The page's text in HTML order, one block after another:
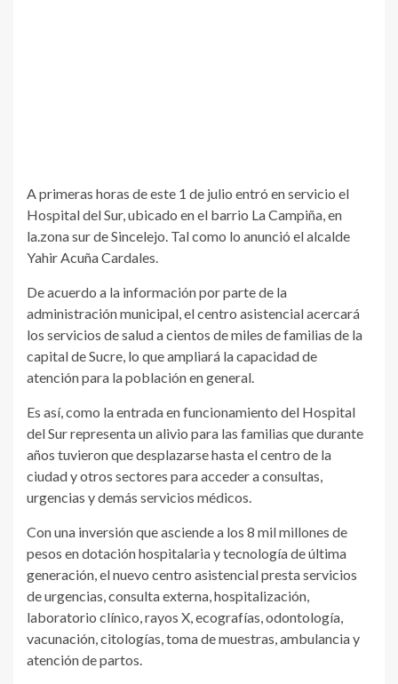
A primeras horas de este 1 de julio entró en servicio el
Hospital del Sur, ubicado en el barrio La Campiña, en
la.zona sur de Sincelejo. Tal como lo anunció el alcalde
Yahir Acuña Cardales.
De acuerdo a la información por parte de la
administración municipal, el centro asistencial acercará
los servicios de salud a cientos de miles de familias de la
capital de Sucre, lo que ampliará la capacidad de
atención para la población en general.
Es así, como la entrada en funcionamiento del Hospital
del Sur representa un alivio para las familias que durante
años tuvieron que desplazarse hasta el centro de la
ciudad y otros sectores para acceder a consultas,
urgencias y demás servicios médicos.
Con una inversión que asciende a los 8 mil millones de
pesos en dotación hospitalaria y tecnología de última
generación, el nuevo centro asistencial presta servicios
de urgencias, consulta externa, hospitalización,
laboratorio clínico, rayos X, ecografías, odontología,
vacunación, citologías, toma de muestras, ambulancia y
atención de partos.